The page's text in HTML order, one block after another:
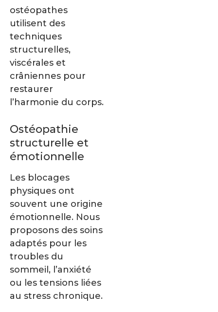
ostéopathes
utilisent des
techniques
structurelles,
viscérales et
crâniennes pour
restaurer
l’harmonie du corps.
Ostéopathie
structurelle et
émotionnelle
Les blocages
physiques ont
souvent une origine
émotionnelle. Nous
proposons des soins
adaptés pour les
troubles du
sommeil, l’anxiété
ou les tensions liées
au stress chronique.